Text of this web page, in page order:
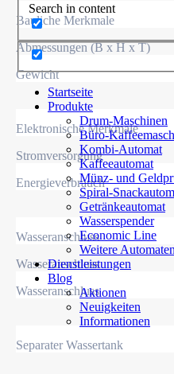
Search in content
Startseite
Produkte
Drum-Maschinen
Büro-
Kombi-Automat
Kaffeeautomat
Münz- und
Spiral-
Getränkeautomat
Wasserspender
Economic Line
Weitere Automaten
Dienstleistungen
Blog
Aktionen
Neuigkeiten
Informationen
Bauliche Merkmale
Abmessungen (B x H x T)
Gewicht
Elektronische Merkmale
Stromversorgung
Energieverbrauch
Wasseranschluss
Wasseranschluss
Wasseranschluss
Separater Wassertank